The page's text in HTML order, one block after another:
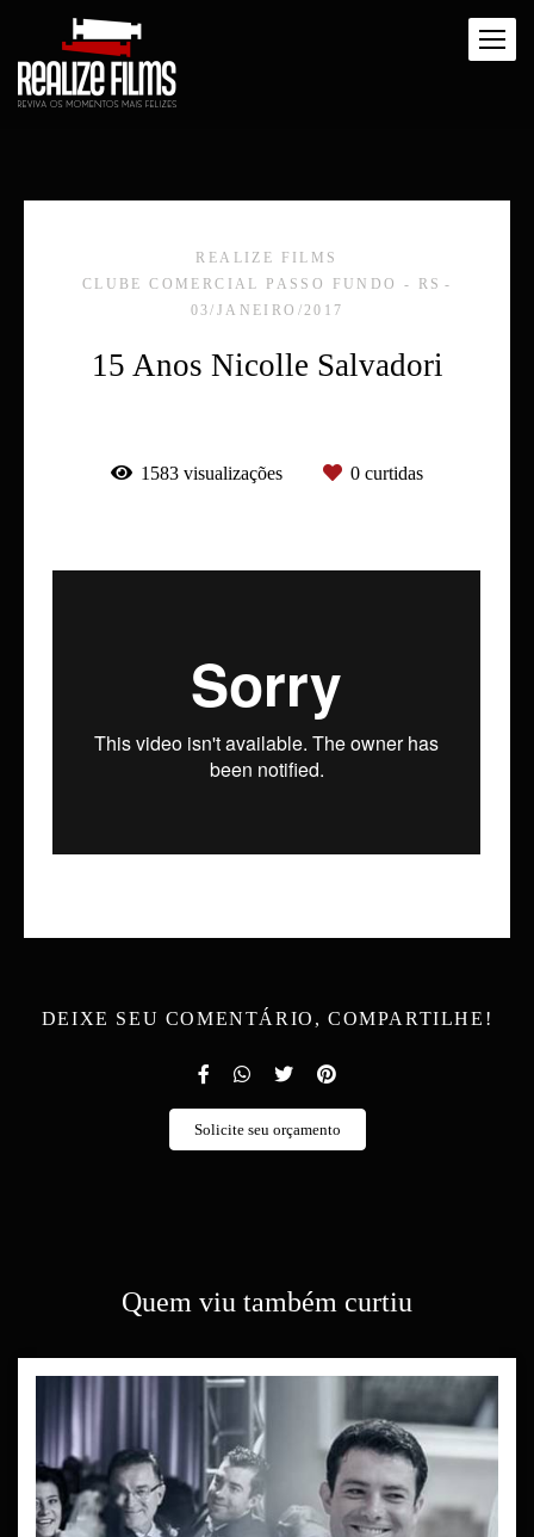
REALIZE FILMS
CLUBE COMERCIAL PASSO FUNDO - RS
03/JANEIRO/2017
15 Anos Nicolle Salvadori
1583 visualizações 0 curtidas
DEIXE SEU COMENTÁRIO, COMPARTILHE!
Solicite seu orçamento
Quem viu também curtiu